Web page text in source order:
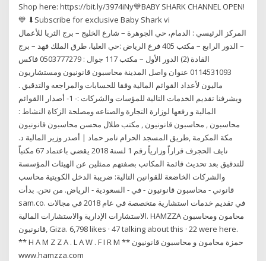
️Shop here: https://bit.ly/3974iNy💙BABY SHARK CHANNEL OPEN!
💙 ⬇Subscribe for exclusive Baby Shark vi
المركز الرئيسي : الدمام، حي الجوهرة – شارع الخليج – برج الثريا للأعمال
– الدور الرابع – مكتب 405 فرع الرياض :حي العليا، طرق الملك فهد – برج
القادة (2) الدور الأول – مكتب 117 جوال : 0503777279 فاكس
0114531093 عنوان واصل المدينة محاسبون قانونيون ومستشاريون
ماليون لأعداد القوائم المالية وفقا للحسابات والمراجعه والتدقيق .
ويشرفنا تقديم الخدمات التالية للمؤسات والشركات :- 1- أصدار االقوائم
المالية و رفعها لوزارة التجارة والصناعه ومصلحة الزكاة النشاط :
محاسبون , محاسبون قانونيون , مكتب طلال محسن محاسبون قانونيون
مكة المكرمة ,طريق المسجد الحرام تامر حماد | أصدر وزير المالية د.
نايف الحجرف قراراً وزارياً رقم 1 لسنة 2018 يقضي باعتماد 67 مكتباً
للتدقيق بعد تحديث قائمة المكاتب بصفتهم ممثلين عن الهيئات المؤسسة
والشركات الخاضعة للقوانين التالية: ضريبة الدخل الكويتية محاسب
قانوني - محاسبون قانونيون - في - السعودية - الرياض. من نحن. بدأت
sam.co. في تقديم خدمات استشارية متخصصة في عام 2018 في مجالات
الاستشارات الإدارية والاستشارات المالية. ‎HAMZZA محامون ومحاسبون
قانونيون‎, Giza. 6,798 likes · 47 talking about this · 22 were here.
‎** H A M Z Z A . L A W . F I R M ** حمزة محامون و محاسبون قانونيون
www.hamzza.com‎